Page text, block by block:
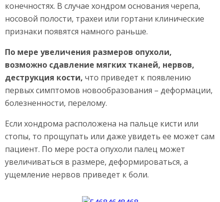
конечностях. В случае хондром основания черепа,
носовой полости, трахеи или гортани клинические
признаки появятся намного раньше.
По мере увеличения размеров опухоли,
возможно сдавление мягких тканей, нервов,
деструкция кости, что приведет к появлению
первых симптомов новообразования – деформации,
болезненности, перелому.
Если хондрома расположена на пальце кисти или
стопы, то прощупать или даже увидеть ее может сам
пациент. По мере роста опухоли палец может
увеличиваться в размере, деформироваться, а
ущемление нервов приведет к боли.